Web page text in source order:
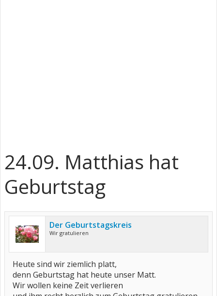
24.09. Matthias hat
Geburtstag
Der Geburtstagskreis
Wir gratulieren
Heute sind wir ziemlich platt,
denn Geburtstag hat heute unser Matt.
Wir wollen keine Zeit verlieren